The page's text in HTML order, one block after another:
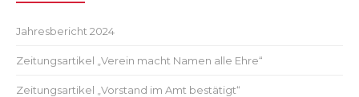
Jahresbericht 2024
Zeitungsartikel „Verein macht Namen alle Ehre“
Zeitungsartikel „Vorstand im Amt bestätigt“